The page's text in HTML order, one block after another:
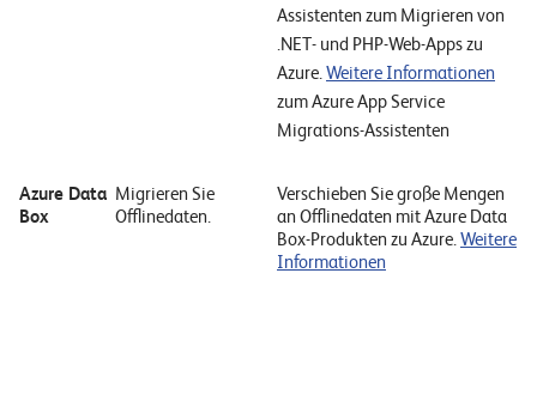
o
l
u
t
i
n
s
Assistenten zum Migrieren von
.NET- und PHP-Web-Apps zu
Azure.Weitere Informationen
zum Azure App Service
Migrations-Assistenten
Azure Data
Box
Migrieren Sie
Offlinedaten.
Verschieben Sie große Mengen
an Offlinedaten mit Azure Data
Box-Produkten zu Azure.Weitere
Informationen